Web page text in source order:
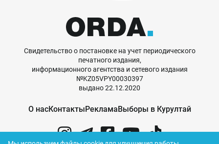
Свидетельство о постановке на учет периодического
печатного издания,
информационного агентства и сетевого издания
№KZ05VPY00030397
выдано 22.12.2020
О насКонтактыРекламаВыборы в Курултай